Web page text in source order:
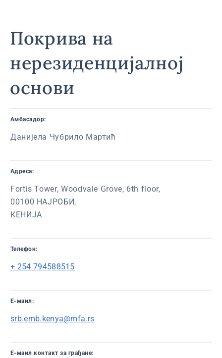
Покрива на
нерезиденцијалној
основи
Амбасадор:
Данијела Чубрило Мартић
Адреса:
Fortis Tower, Woodvale Grove, 6th floor,
00100 НАЈРОБИ,
КЕНИЈА
Телефон:
+ 254 794588515
Е-маил:
srb.emb.kenya@mfa.rs
E-маил контaкт за грађане: